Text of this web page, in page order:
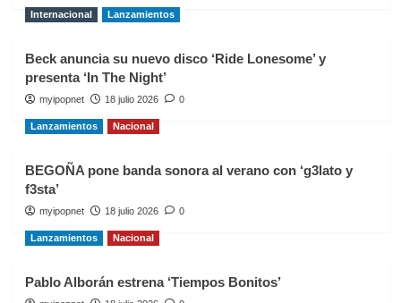
Internacional Lanzamientos
Beck anuncia su nuevo disco ‘Ride Lonesome’ y
presenta ‘In The Night’
myipopnet 18 julio 2026 0
Lanzamientos Nacional
BEGOÑA pone banda sonora al verano con ‘g3lato y
f3sta’
myipopnet 18 julio 2026 0
Lanzamientos Nacional
Pablo Alborán estrena ‘Tiempos Bonitos’